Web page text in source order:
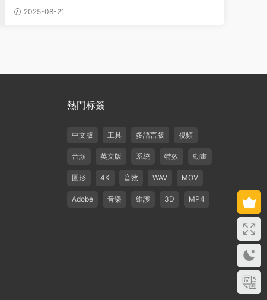
2025-08-21
熱門标簽
中文版 工具 多語言版 視頻
音頻 英文版 系統 特效 動畫
圖形 4K 音效 WAV MOV
Adobe 音樂 維護 3D MP4